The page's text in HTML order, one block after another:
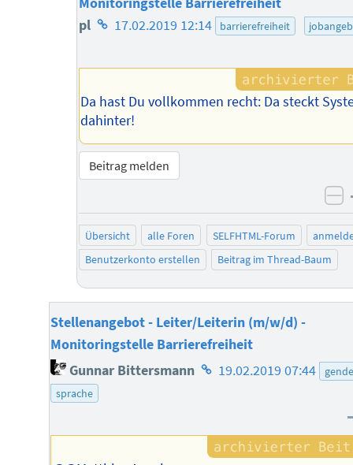
pl Homepage
Autors
17.02.2019 12:14 barrierefreiheit
Da hast Du vollkommen recht: Da steckt
dahinter!
Beitrag melden
Übersicht alle Foren SELFHTML-Forum
Benutzerkonto erstellen
Beitrag im Thread-Baum
Stellenangebot - Leiter/Leiterin (m/w/d) -
Monitoringstelle Barrierefreiheit
Gunnar Bittersmann Homepage
19.02.2019 07:44
sprache